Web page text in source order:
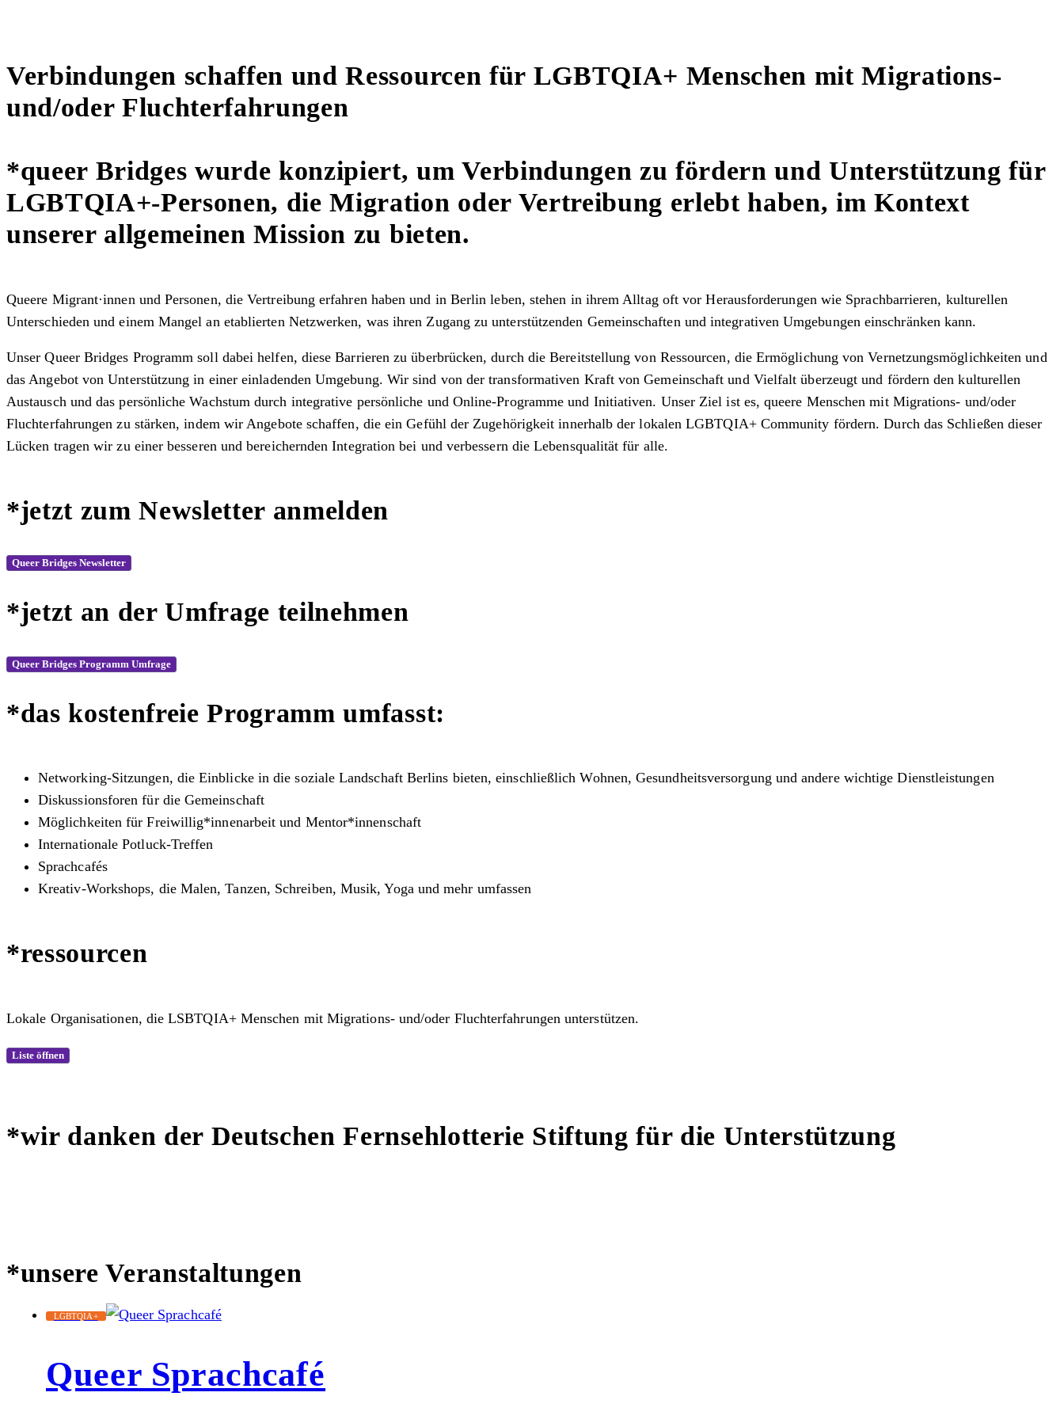
Verbindungen schaffen und Ressourcen für LGBTQIA+ Menschen mit Migrations-
und/oder Fluchterfahrungen
*queer Bridges wurde konzipiert, um Verbindungen zu fördern und Unterstützung für
LGBTQIA+-Personen, die Migration oder Vertreibung erlebt haben, im Kontext
unserer allgemeinen Mission zu bieten.
Queere Migrant·innen und Personen, die Vertreibung erfahren haben und in Berlin leben, stehen in ihrem Alltag oft vor Herausforderungen wie Sprachbarrieren, kulturellen
Unterschieden und einem Mangel an etablierten Netzwerken, was ihren Zugang zu unterstützenden Gemeinschaften und integrativen Umgebungen einschränken kann.
Unser Queer Bridges Programm soll dabei helfen, diese Barrieren zu überbrücken, durch die Bereitstellung von Ressourcen, die Ermöglichung von Vernetzungsmöglichkeiten und
das Angebot von Unterstützung in einer einladenden Umgebung. Wir sind von der transformativen Kraft von Gemeinschaft und Vielfalt überzeugt und fördern den kulturellen
Austausch und das persönliche Wachstum durch integrative persönliche und Online-Programme und Initiativen. Unser Ziel ist es, queere Menschen mit Migrations- und/oder
Fluchterfahrungen zu stärken, indem wir Angebote schaffen, die ein Gefühl der Zugehörigkeit innerhalb der lokalen LGBTQIA+ Community fördern. Durch das Schließen dieser
Lücken tragen wir zu einer besseren und bereichernden Integration bei und verbessern die Lebensqualität für alle.
*jetzt zum Newsletter anmelden
Queer Bridges Newsletter
*jetzt an der Umfrage teilnehmen
Queer Bridges Programm Umfrage
*das kostenfreie Programm umfasst:
Networking-Sitzungen, die Einblicke in die soziale Landschaft Berlins bieten, einschließlich Wohnen, Gesundheitsversorgung und andere wichtige Dienstleistungen
Diskussionsforen für die Gemeinschaft
Möglichkeiten fürFreiwillig*innenarbeit und Mentor*innenschaft
Internationale Potluck-Treffen
Sprachcafés
Kreativ-Workshops, die Malen, Tanzen, Schreiben, Musik, Yoga und mehr umfassen
*ressourcen
Lokale Organisationen, die LSBTQIA+ Menschen mit Migrations- und/oder Fluchterfahrungen unterstützen.
Liste öffnen
*wir danken der Deutschen Fernsehlotterie Stiftung für die Unterstützung
*unsere Veranstaltungen
LGBTQIA+
Queer Sprachcafé